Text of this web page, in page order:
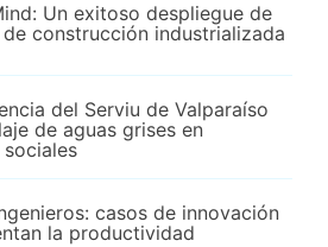
Un exitoso despliegue de
construcción industrializada
del Serviu de Valparaíso
de aguas grises en
casos de innovación
la productividad